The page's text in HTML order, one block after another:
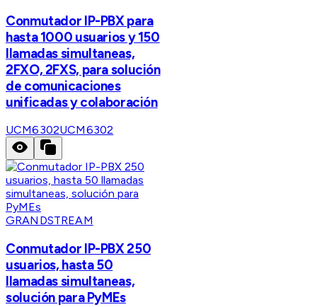
Conmutador IP-PBX para
hasta 1000 usuarios y 150
llamadas simultaneas,
2FXO, 2FXS, para solución
de comunicaciones
unificadas y colaboración
UCM6302UCM6302
GRANDSTREAM
Conmutador IP-PBX 250
usuarios, hasta 50
llamadas simultaneas,
solución para PyMEs